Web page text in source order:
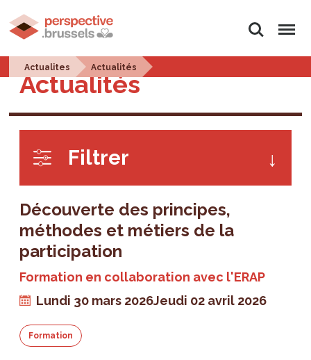
Rechercher
Menu
Actualites Actualités
Actualités
Filtrer
Découverte des principes,
méthodes et métiers de la
participation
Formation en collaboration avec l'ERAP
Lundi 30 mars 2026Jeudi 02 avril 2026
Formation